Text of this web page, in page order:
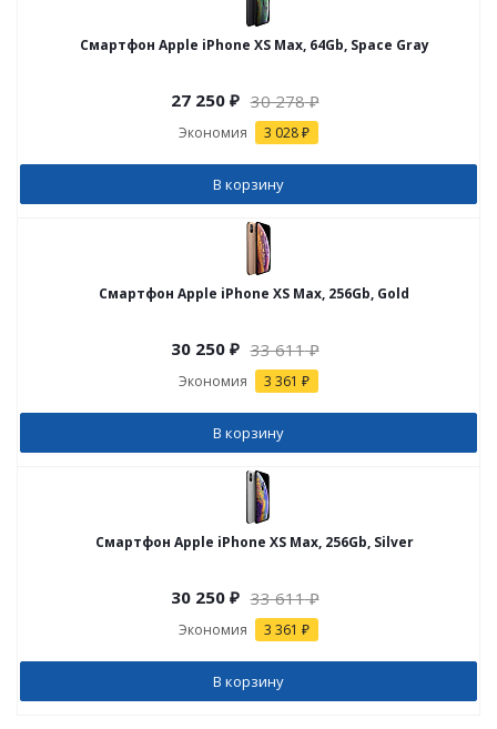
Смартфон Apple iPhone XS Max, 64Gb, Space Gray
27 250₽ 30 278₽
Экономия 3 028 ₽
В корзину
Смартфон Apple iPhone XS Max, 256Gb, Gold
30 250₽ 33 611₽
Экономия 3 361 ₽
В корзину
Смартфон Apple iPhone XS Max, 256Gb, Silver
30 250₽ 33 611₽
Экономия 3 361 ₽
В корзину